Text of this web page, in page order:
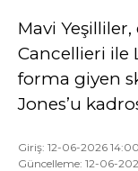
SPOR
YAZI DİZİSİ
Mavi Yeşilliler,
Cancellieri ile
forma giyen
Jones’u
Giriş: 12-06-2026 14:00
Güncelleme: 12-06-